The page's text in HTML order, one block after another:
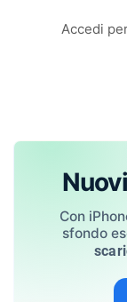
Accedi
Con
sfondo